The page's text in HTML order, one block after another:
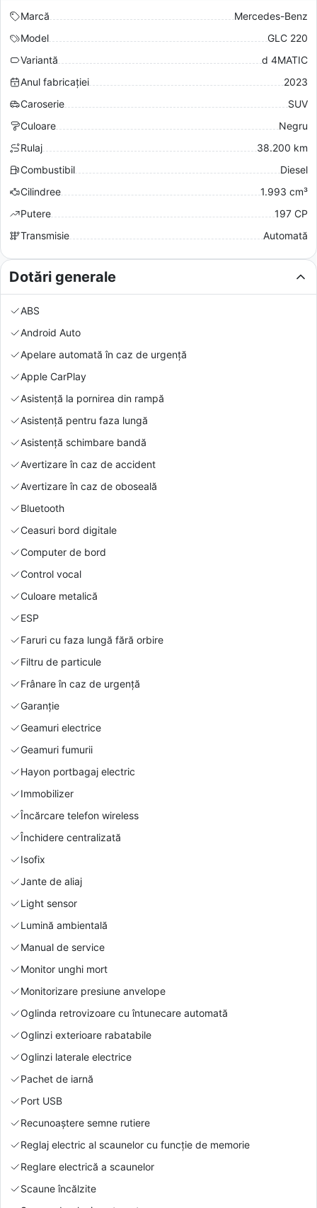
Marcă
Mercedes-Benz
Model
GLC 220
Variantă
d 4MATIC
Anul fabricației
2023
Caroserie
SUV
Culoare
Negru
Rulaj
38.200 km
Combustibil
Diesel
Cilindree
1.993 cm³
Putere
197 CP
Transmisie
Automată
Dotări generale
ABS
Android Auto
Apelare automată în caz de urgență
Apple CarPlay
Asistență la pornirea din rampă
Asistență pentru faza lungă
Asistență schimbare bandă
Avertizare în caz de accident
Avertizare în caz de oboseală
Bluetooth
Ceasuri bord digitale
Computer de bord
Control vocal
Culoare metalică
ESP
Faruri cu faza lungă fără orbire
Filtru de particule
Frânare în caz de urgență
Garanție
Geamuri electrice
Geamuri fumurii
Hayon portbagaj electric
Immobilizer
Încărcare telefon wireless
Închidere centralizată
Isofix
Jante de aliaj
Light sensor
Lumină ambientală
Manual de service
Monitor unghi mort
Monitorizare presiune anvelope
Oglinda retrovizoare cu întunecare automată
Oglinzi exterioare rabatabile
Oglinzi laterale electrice
Pachet de iarnă
Port USB
Recunoaștere semne rutiere
Reglaj electric al scaunelor cu funcție de memorie
Reglare electrică a scaunelor
Scaune încălzite